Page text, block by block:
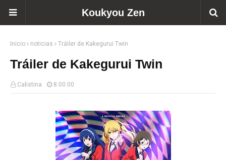
Koukyou Zen
Inicio noticias Tráiler de Kakegurui Twin
Tráiler de Kakegurui Twin
Calistina 8:00:00